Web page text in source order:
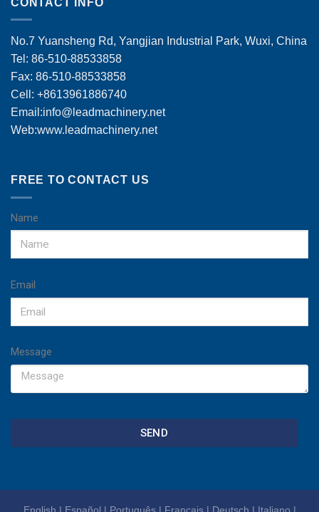
No.7 Yuansheng Rd, Yangjian Industrial Park, Wuxi, China
Tel: 86-510-88533858
Fax: 86-510-88533858
Cell: +8613961886740
Email:info@leadmachinery.net
Web:www.leadmachinery.net
FREE TO CONTACT US
Name
Email
Message
SEND